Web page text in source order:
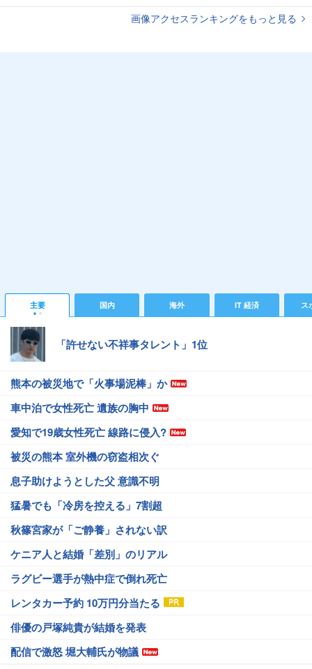
画像アクセスランキングをもっと見る
主要 国内 海外 IT 経済 ス
「許せない不祥事タレント」1位
熊本の被災地で「火事場泥棒」か
車中泊で女性死亡 遺族の胸中
愛知で19歳女性死亡 線路に侵入?
被災の熊本 室外機の窃盗相次ぐ
息子助けようとした父 意識不明
猛暑でも「冷房を控える」7割超
秋篠宮家が「ご静養」されない訳
ケニア人と結婚「差別」のリアル
ラグビー選手が熱中症で倒れ死亡
レンタカー予約 10万円分当たる
俳優の戸塚純貴が結婚を発表
配信で激怒 堀大輔氏が物議